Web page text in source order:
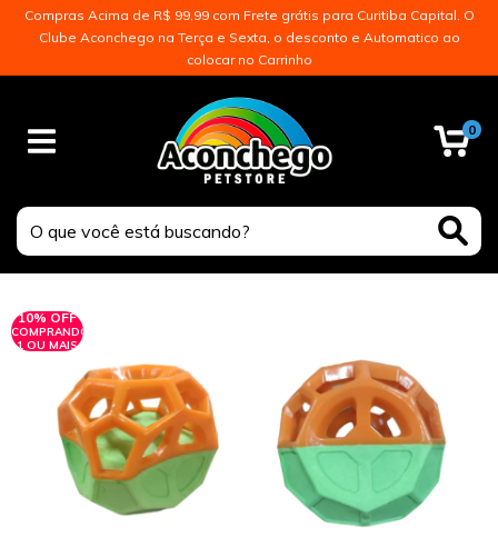
Compras Acima de R$ 99,99 com Frete grátis para Curitiba Capital. O
Clube Aconchego na Terça e Sexta, o desconto e Automatico ao
colocar no Carrinho
0
10% OFF
COMPRANDO
1 OU MAIS